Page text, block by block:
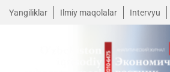
Yangiliklar Ilmiy maqolalar Intervyu